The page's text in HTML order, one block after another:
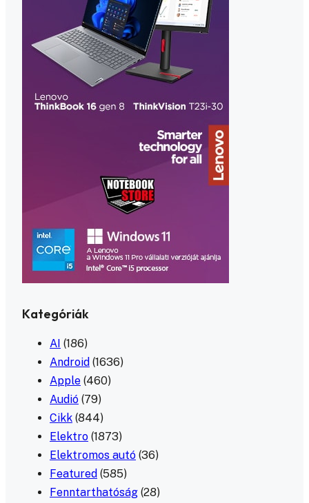
Kategóriák
AI (186)
Android (1636)
Apple (460)
Audió (79)
Cikk (844)
Elektro (1873)
Elektromos autó (36)
Featured (585)
Fenntarthatóság (28)